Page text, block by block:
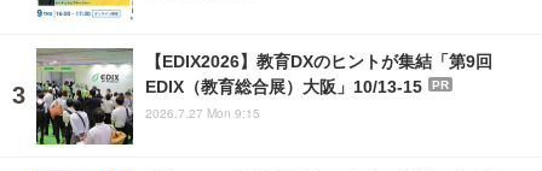
【EDIX2026】教育DXのヒントが集結「第9回
EDIX（教育総合展）大阪」10/13-15
PR
2026.7.27 Mon 9:15